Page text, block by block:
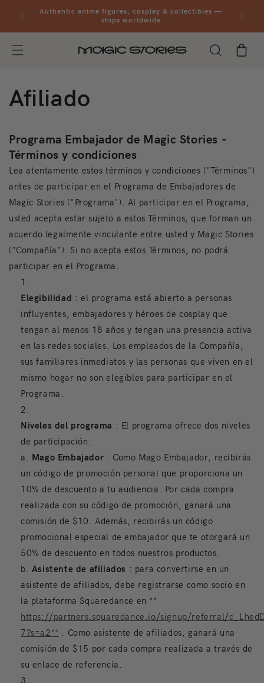
directamenteAuthentic anime figures, cosplay & collectibles —
ships worldwide
Carrito
Afiliado
Programa Embajador de Magic Stories -
Términos y condiciones
Lea atentamente estos términos y condiciones ("Términos")
antes de participar en el Programa de Embajadores de
Magic Stories ("Programa"). Al participar en el Programa,
usted acepta estar sujeto a estos Términos, que forman un
acuerdo legalmente vinculante entre usted y MagicStories
("Compañía"). Si no acepta estos Términos, no podrá
participar en el Programa.
Elegibilidad : el programa está abierto a personas
influyentes, embajadores y héroes de cosplay que
tengan al menos 18 años y tengan una presencia activa
en las redes sociales. Los empleados de la Compañía,
sus familiares inmediatos y las personas que viven en el
mismo hogar no son elegibles para participar en el
Programa.
Niveles del programa : El programa ofrece dos niveles
de participación:
a. Mago Embajador : Como Mago Embajador, recibirás
un código de promoción personal que proporciona un
10% de descuento a tu audiencia. Por cada compra
realizada con su código de promoción, ganará una
comisión de $10. Además, recibirás un código
promocional especial de embajador que te otorgará un
50% de descuento en todos nuestros productos.
b. Asistente de afiliados : para convertirse en un
asistente de afiliados, debe registrarse como socio en
la plataforma Squaredance en **
https://partners.squaredance.io/signup/referral/
7?s=a2** . Como asistente de afiliados, ganará una
comisión de $15 por cada compra realizada a través de
su enlace de referencia.